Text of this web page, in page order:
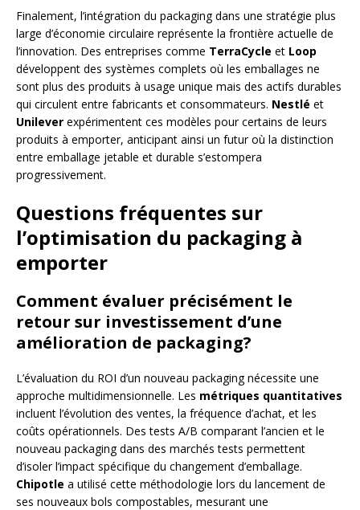
Finalement, l’intégration du packaging dans une stratégie plus
large d’économie circulaire représente la frontière actuelle de
l’innovation. Des entreprises comme TerraCycle et Loop
développent des systèmes complets où les emballages ne
sont plus des produits à usage unique mais des actifs durables
qui circulent entre fabricants et consommateurs. Nestlé et
Unilever expérimentent ces modèles pour certains de leurs
produits à emporter, anticipant ainsi un futur où la distinction
entre emballage jetable et durable s’estompera
progressivement.
Questions fréquentes sur
l’optimisation du packaging à
emporter
Comment évaluer précisément le
retour sur investissement d’une
amélioration de packaging?
L’évaluation du ROI d’un nouveau packaging nécessite une
approche multidimensionnelle. Les métriques quantitatives
incluent l’évolution des ventes, la fréquence d’achat, et les
coûts opérationnels. Des tests A/B comparant l’ancien et le
nouveau packaging dans des marchés tests permettent
d’isoler l’impact spécifique du changement d’emballage.
Chipotle a utilisé cette méthodologie lors du lancement de
ses nouveaux bols compostables, mesurant une